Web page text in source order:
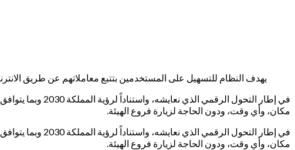
يهدف النظام للتسهيل على المستخدمين بتتبع معاملاتهم عن طريق
في إطار التحول
مكان، وأي وقت، ودون الحاجة لزيارة فروع الهيئة.
في إطار التحول
مكان، وأي وقت، ودون الحاجة لزيارة فروع الهيئة.